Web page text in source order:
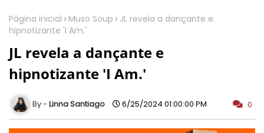
Página inicial Muso Soup
JL revela a dançante e
hipnotizante 'I Am.'
JL revela a dançante e
hipnotizante 'I Am.'
Linna Santiago 6/25/2024 01:00:00 PM 0